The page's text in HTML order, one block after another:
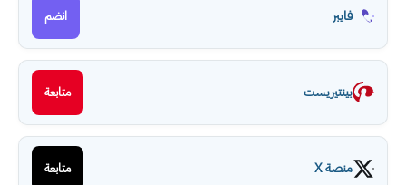
فايبر انضم
بينتيريست متابعة
منصة X متابعة